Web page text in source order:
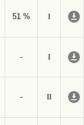
51 %
I
-
I
-
II